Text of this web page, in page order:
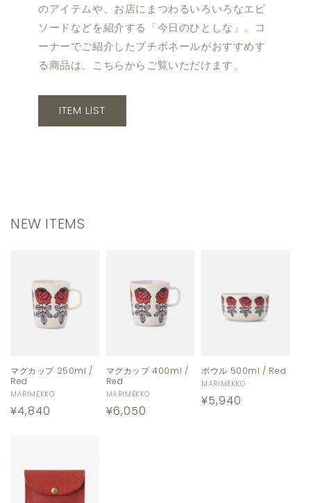
のアイテムや、お店にまつわるいろいろなエピ
ソードなどを紹介する「今日のひとしな」。コ
ーナーでご紹介したプチボネールがおすすめす
る商品は、こちらからご覧いただけます。
ITEM LIST
NEW ITEMS
マグカップ 250ml /
Red
販
売
MARIMEKKO
通
¥4,840
マグカップ 400ml /
Red
販
売
MARIMEKKO
通
¥6,050
ボウル 500ml / Red
販
売
MARIMEKKO
通
¥5,940